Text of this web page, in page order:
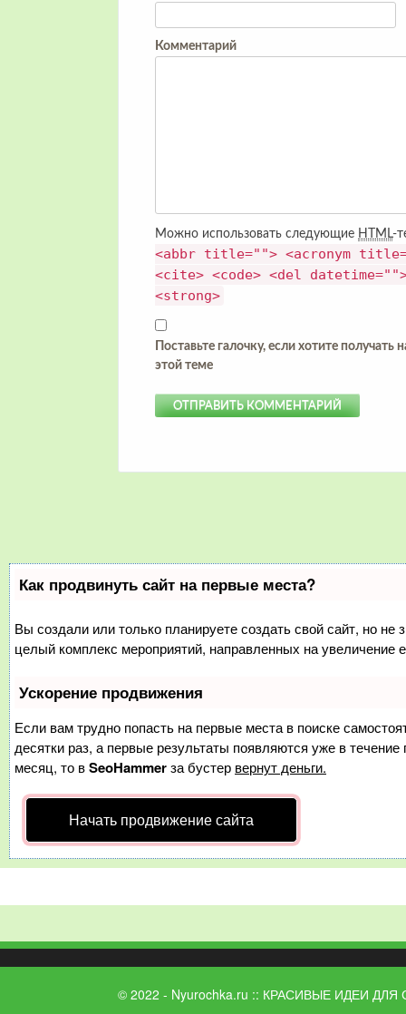
Комментарий
Можно использовать следующие HTML-
<abbr title=""> <acronym
<cite> <code> <del
<strong>
Поставьте галочку, если хотите
этой теме
Как продвинуть сайт на первые места?
Вы создали или только планируете создать свой сайт, но не
целый комплекс мероприятий, направленных на увеличение
Ускорение продвижения
Если вам трудно попасть на первые места в поиске
десятки раз, а первые результаты появляются уже в
месяц, то вSeoHammerза бустер вернут деньги.
Начать продвижение сайта
© 2022 - Nyurochka.ru :: КРАСИВЫЕ ИДЕИ ДЛЯ